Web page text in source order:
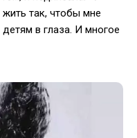
так, чтобы мне
в глаза. И многое